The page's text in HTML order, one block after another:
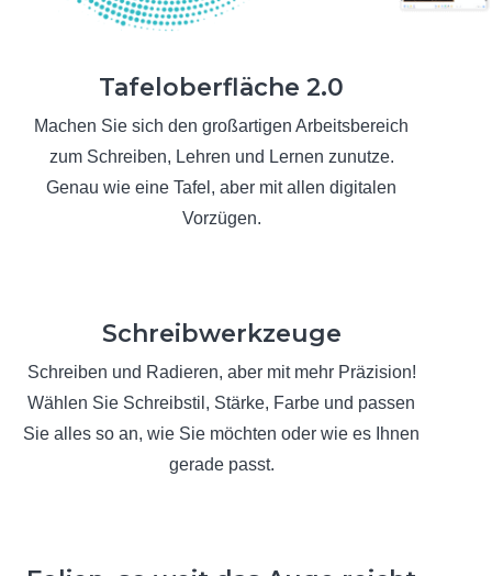
Tafeloberfläche 2.0
Machen Sie sich den großartigen Arbeitsbereich
zum Schreiben, Lehren und Lernen zunutze.
Genau wie eine Tafel, aber mit allen digitalen
Vorzügen.
Schreibwerkzeuge
Schreiben und Radieren, aber mit mehr Präzision!
Wählen Sie Schreibstil, Stärke, Farbe und passen
Sie alles so an, wie Sie möchten oder wie es Ihnen
gerade passt.